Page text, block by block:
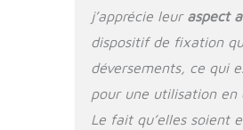
de
la
la
et
j’apprécie leur aspect
dispositif de fixation
déversements, ce qui
pour une utilisation en
Le fait qu’elles soient